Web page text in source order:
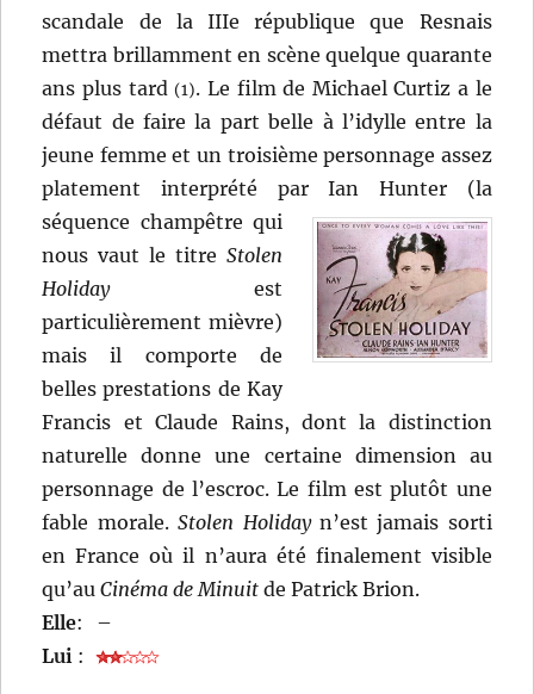
scandale de la IIIe république que Resnais
mettra brillamment en scène quelque quarante
ans plus tard(1). Le film de Michael Curtiz a le
défaut de faire la part belle à l’idylle entre la
jeune femme et un troisième personnage assez
platement interprété par Ian Hunter (la
séquence champêtre qui
nous vaut le titre Stolen
Holidayest
particulièrement mièvre)
mais il comporte de
belles prestations de Kay
Francis et Claude Rains, dont la distinction
naturelle donne une certaine dimension au
personnage de l’escroc. Le film est plutôt une
fable morale.Stolen Holidayn’est jamais sorti
en France où il n’aura été finalement visible
qu’auCinéma de Minuit de Patrick Brion.
Elle:
–
Lui :